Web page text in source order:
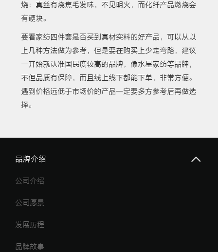
烧：真丝有烧焦毛发味，不见明火，而化纤产品燃烧会
有硬块。
要看家纺四件套是否买到真材实料的好产品，可以从以
上几种方法做为参考，但是要在购买上少走弯路，建议
一开始就认准国民度较高的品牌，像水星家纺等品牌，
不但品质有保障，而且线上线下都能下单，非常方便。
遇到价格远低于市场价的产品一定要多方参考后再做选
择。
品牌介绍
公司介绍
公司愿景
发展历程
品牌故事